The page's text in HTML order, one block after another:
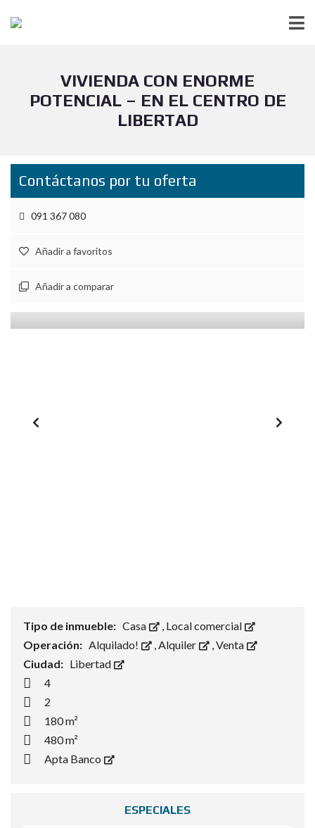
VIVIENDA CON ENORME
POTENCIAL – EN EL CENTRO DE
LIBERTAD
Contáctanos por tu oferta
091 367 080
Añadir a favoritos
Añadir a comparar
Tipo de inmueble: Casa
Local comercial
Operación: Alquilado! Alquiler
Venta
Ciudad: Libertad
4
2
180 m²
480 m²
Apta Banco
ESPECIALES